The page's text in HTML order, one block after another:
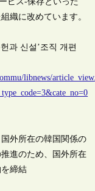
織に改めています。
과 신설’조직 개편
libnews/
外所在の韓国関係の
進のため、国外所在
締結